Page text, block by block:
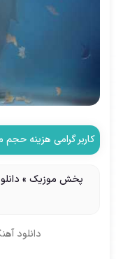
کاربر گرامی هزینه
پخش موزیک »
دانلود